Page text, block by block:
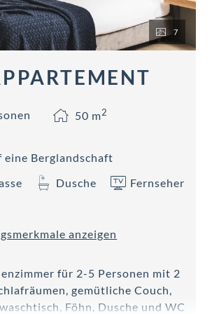
7
50 m2
eine Berglandschaft
Dusche
Fernseher
anzeigen
für 2-5 Personen mit 2
gemütliche Couch,
Föhn, Dusche und WC